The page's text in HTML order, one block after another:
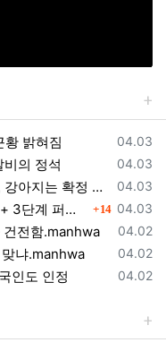
등록일
04.03
밝혀짐
등록일
04.03
의 정석
등록일
04.03
붉은사막-반려동물 친밀도 올리는 법, 강아지는 확정 고양이는 조건 확인
등록일
04.03
챕터9 퍼즐 막혔다면? 어비스 하늘길 + 3단계 퍼즐 공략 순서 정리 (길찾기 포함) 댓글
14
등록일
04.02
건전함.manhwa
등록일
04.02
냐.manhwa
등록일
04.02
인도 인정